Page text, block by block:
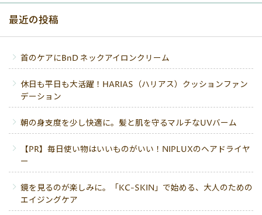
最近の投稿
首のケアにBnD ネックアイロンクリーム
休日も平日も大活躍！HARIAS（ハリアス）クッションファン
デーション
朝の身支度を少し快適に。髪と肌を守るマルチなUVバーム
【PR】毎日使い物はいいものがいい！NIPLUXのヘアドライヤ
ー
鏡を見るのが楽しみに。「KC-SKIN」で始める、大人のための
エイジングケア